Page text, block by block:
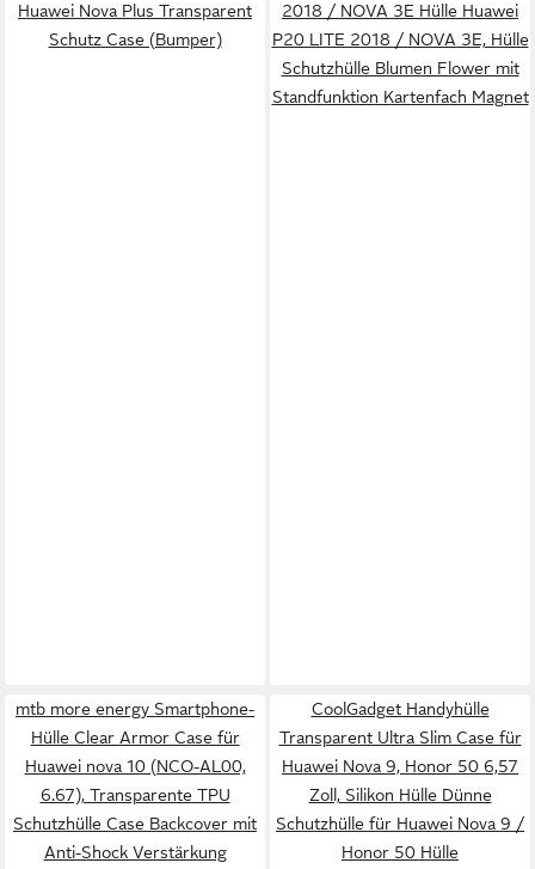
Huawei Nova Plus Transparent
Schutz Case (Bumper)
2018 / NOVA 3E Hülle Huawei
P20 LITE 2018 / NOVA 3E, Hülle
Schutzhülle Blumen Flower mit
Standfunktion Kartenfach Magnet
mtb more energy Smartphone-
Hülle Clear Armor Case für
Huawei nova 10 (NCO-AL00,
6.67), Transparente TPU
Schutzhülle Case Backcover mit
Anti-Shock Verstärkung
CoolGadget Handyhülle
Transparent Ultra Slim Case für
Huawei Nova 9, Honor 50 6,57
Zoll, Silikon Hülle Dünne
Schutzhülle für Huawei Nova 9 /
Honor 50 Hülle